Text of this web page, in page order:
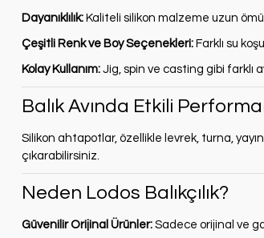
Dayanıklılık: Kaliteli silikon malzeme uzun
Çeşitli Renk ve Boy Seçenekleri: Farklı su
Kolay Kullanım: Jig, spin ve casting gibi farklı
Balık Avında Etkili
Silikon ahtapotlar, özellikle levrek, turna,
çıkarabilirsiniz.
Neden Lodos Balıkçılık?
Güvenilir Orijinal Ürünler: Sadece orijinal ve